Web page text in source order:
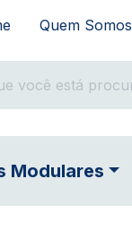
Quem Somos
Modulares